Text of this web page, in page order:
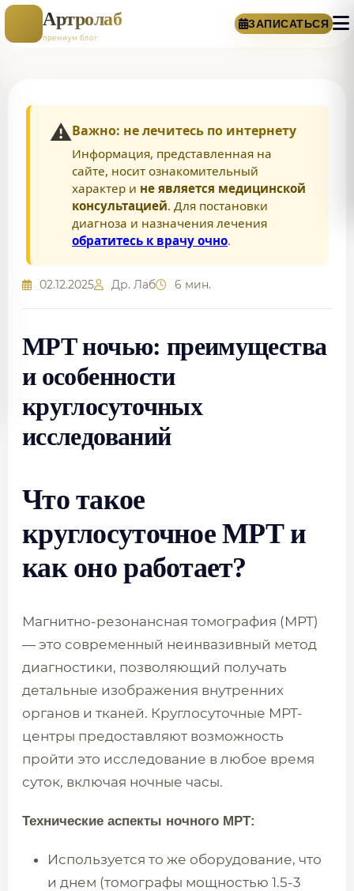
Артролаб
премиум блог
ЗАПИСАТЬСЯ
⚠️Важно: не лечитесь по интернету
Информация, представленная на
сайте, носит ознакомительный
характер и не является медицинской
консультацией. Для постановки
диагноза и назначения лечения
обратитесь к врачу очно.
02.12.2025 Др. Лаб 6 мин.
МРТ ночью: преимущества
и особенности
круглосуточных
исследований
Что такое
круглосуточное МРТ и
как оно работает?
Магнитно-резонансная томография (МРТ)
— это современный неинвазивный метод
диагностики, позволяющий получать
детальные изображения внутренних
органов и тканей. Круглосуточные МРТ-
центры предоставляют возможность
пройти это исследование в любое время
суток, включая ночные часы.
Технические аспекты ночного МРТ:
Используется то же оборудование, что
и днем (томографы мощностью 1.5-3